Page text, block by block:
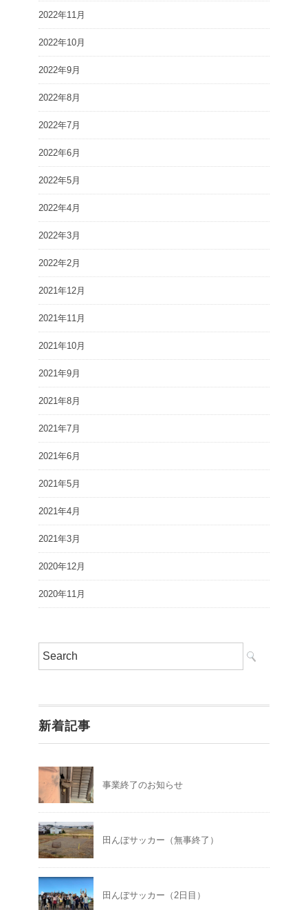
2022年11月
2022年10月
2022年9月
2022年8月
2022年7月
2022年6月
2022年5月
2022年4月
2022年3月
2022年2月
2021年12月
2021年11月
2021年10月
2021年9月
2021年8月
2021年7月
2021年6月
2021年5月
2021年4月
2021年3月
2020年12月
2020年11月
新着記事
事業終了のお知らせ
田んぼサッカー（無事終了）
田んぼサッカー（2日目）